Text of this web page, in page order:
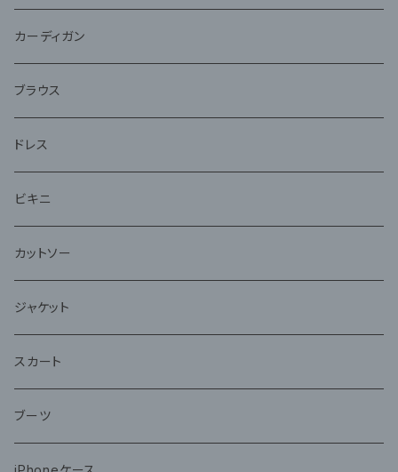
ジャケット
アンサンブル
カーディガン
ブラウス
ドレス
ビキニ
カットソー
ジャケット
スカート
ブーツ